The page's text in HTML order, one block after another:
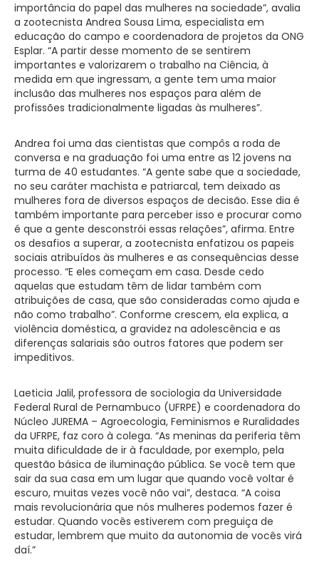
importância do papel das mulheres na sociedade”, avalia
a zootecnista Andrea Sousa Lima, especialista em
educação do campo e coordenadora de projetos da ONG
Esplar. “A partir desse momento de se sentirem
importantes e valorizarem o trabalho na Ciência, à
medida em que ingressam, a gente tem uma maior
inclusão das mulheres nos espaços para além de
profissões tradicionalmente ligadas às mulheres”.
Andrea foi uma das cientistas que compôs a roda de
conversa e na graduação foi uma entre as 12 jovens na
turma de 40 estudantes. “A gente sabe que a sociedade,
no seu caráter machista e patriarcal, tem deixado as
mulheres fora de diversos espaços de decisão. Esse dia é
também importante para perceber isso e procurar como
é que a gente desconstrói essas relações”, afirma. Entre
os desafios a superar, a zootecnista enfatizou os papeis
sociais atribuídos às mulheres e as consequências desse
processo. “E eles começam em casa. Desde cedo
aquelas que estudam têm de lidar também com
atribuições de casa, que são consideradas como ajuda e
não como trabalho”. Conforme crescem, ela explica, a
violência doméstica, a gravidez na adolescência e as
diferenças salariais são outros fatores que podem ser
impeditivos.
Laeticia Jalil, professora de sociologia da Universidade
Federal Rural de Pernambuco (UFRPE) e coordenadora do
Núcleo JUREMA – Agroecologia, Feminismos e Ruralidades
da UFRPE, faz coro à colega. “As meninas da periferia têm
muita dificuldade de ir à faculdade, por exemplo, pela
questão básica de iluminação pública. Se você tem que
sair da sua casa em um lugar que quando você voltar é
escuro, muitas vezes você não vai”, destaca. “A coisa
mais revolucionária que nós mulheres podemos fazer é
estudar. Quando vocês estiverem com preguiça de
estudar, lembrem que muito da autonomia de vocês virá
daí.”